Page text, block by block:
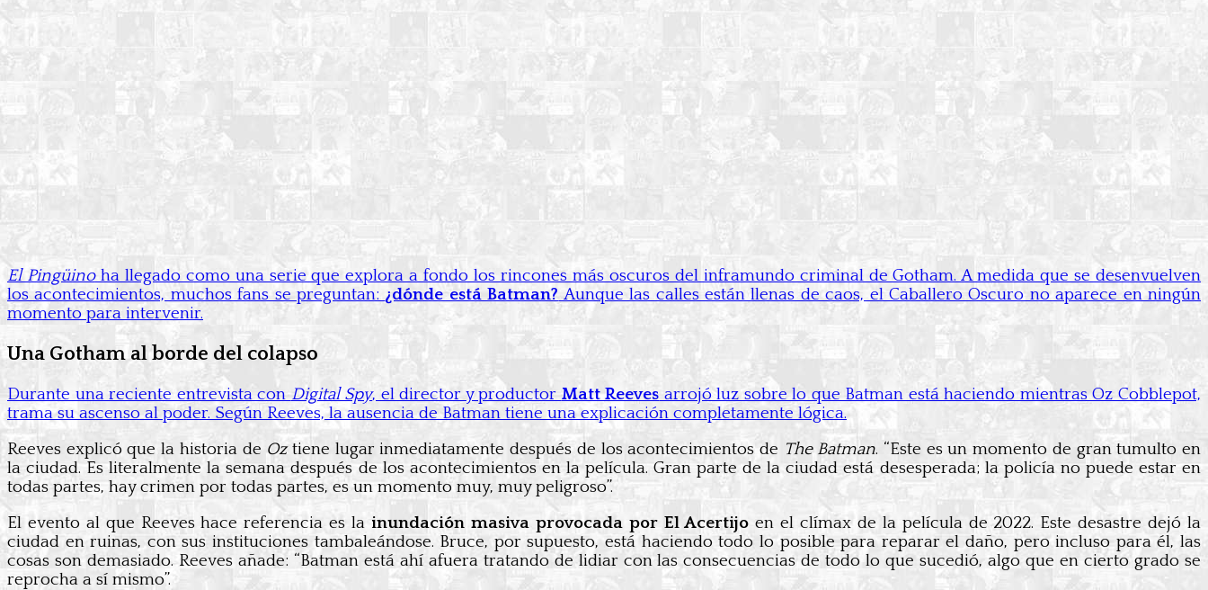
El Pingüinoha llegado como una serie que explora a fondo los rincones más oscuros del inframundo criminal de Gotham. A medida que se desenvuelven
los acontecimientos, muchos fans se preguntan: ¿dónde está Batman? Aunque las calles están llenas de caos, el Caballero Oscuro no aparece en ningún
momento para intervenir.
Una Gotham al borde del colapso
Durante una reciente entrevista conDigital Spy, el director y productorMatt Reeves arrojó luz sobre lo que Batman está haciendo mientras Oz Cobblepot,
trama su ascenso al poder. Según Reeves, la ausencia de Batman tiene una explicación completamente lógica.
Reeves explicó que la historia deOztiene lugar inmediatamente después de los acontecimientos de The Batman. “Este es un momento de gran tumulto en
la ciudad. Es literalmente la semana después de los acontecimientos en la película. Gran parte de la ciudad está desesperada; la policía no puede estar en
todas partes, hay crimen por todas partes, es un momento muy, muy peligroso”.
El evento al que Reeves hace referencia es la inundación masiva provocada por El Acertijo en el clímax de la película de 2022. Este desastre dejó la
ciudad en ruinas, con sus instituciones tambaleándose. Bruce, por supuesto, está haciendo todo lo posible para reparar el daño, pero incluso para él, las
cosas son demasiado. Reeves añade: “Batman está ahí afuera tratando de lidiar con las consecuencias de todo lo que sucedió, algo que en cierto grado se
reprocha a sí mismo”.